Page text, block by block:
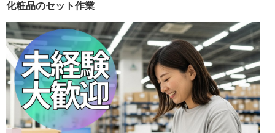
化粧品のセット作業